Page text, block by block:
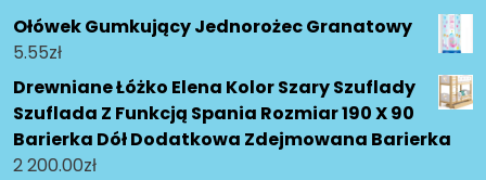
Ołówek Gumkujący Jednorożec Granatowy
5.55zł
Drewniane Łóżko Elena Kolor Szary Szuflady
Szuflada Z Funkcją Spania Rozmiar 190 X 90
Barierka Dół Dodatkowa Zdejmowana Barierka
2 200.00zł